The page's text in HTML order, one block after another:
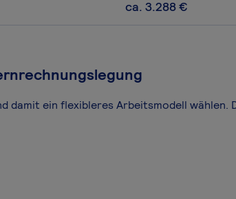
ca. 3.288 €
ein flexibleres Arbeitsmodell wählen.